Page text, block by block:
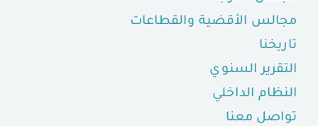
مجالس الأقضية والقطاعات
تاريخنا
التقرير السنوي
النظام الداخلي
تواصل معنا